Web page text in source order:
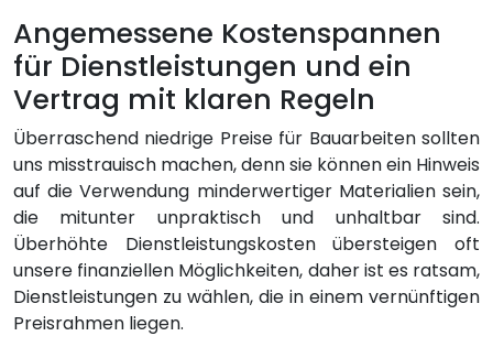
Angemessene Kostenspannen
für Dienstleistungen und ein
Vertrag mit klaren Regeln
Überraschend niedrige Preise für Bauarbeiten sollten
uns misstrauisch machen, denn sie können ein Hinweis
auf die Verwendung minderwertiger Materialien sein,
die mitunter unpraktisch und unhaltbar sind.
Überhöhte Dienstleistungskosten übersteigen oft
unsere finanziellen Möglichkeiten, daher ist es ratsam,
Dienstleistungen zu wählen, die in einem vernünftigen
Preisrahmen liegen.